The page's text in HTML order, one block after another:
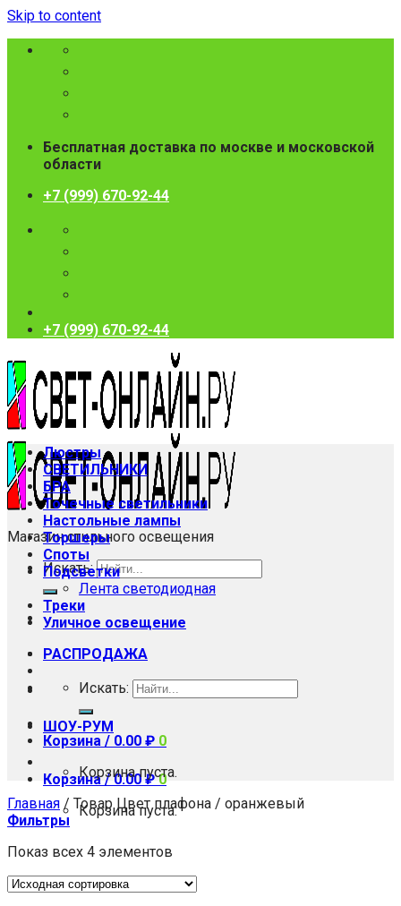
Skip to content
Бесплатная доставка по москве и московской
области
+7 (999) 670-92-44
+7 (999) 670-92-44
Магазин стильного освещения
Искать:
РАСПРОДАЖА
ШОУ-РУМ
Корзина /0.00₽ 0
Корзина пуста.
Люстры
СВЕТИЛЬНИКИ
БРА
Точечные светильники
Настольные лампы
Торшеры
Споты
Подсветки
Лента светодиодная
Треки
Уличное освещение
Искать:
Корзина / 0.00 ₽ 0
Корзина пуста.
Главная / Товар Цвет плафона / оранжевый
Фильтры
Показ всех 4 элементов